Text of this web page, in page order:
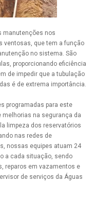
manutenções nos
ventosas, que tem a função
no sistema. São
proporcionando eficiência
de impedir que a tubulação
é de extrema importância.
programadas para este
na segurança da
limpeza dos reservatórios
nas redes de
nossas equipes atuam 24
a cada situação, sendo
reparos em vazamentos e
de serviços da Águas